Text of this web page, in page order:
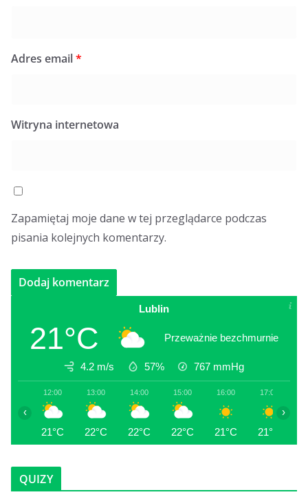
Adres email*
Witryna internetowa
Zapamiętaj moje dane w tej przeglądarce podczas
pisania kolejnych komentarzy.
Lublin
21°C Przeważnie bezchmurnie
4.2 m/s 57% 767 mmHg
12:00
21°C
13:00
22°C
14:00
22°C
15:00
22°C
16:00
21°C
17:00
21°C
‹ ›
QUIZY